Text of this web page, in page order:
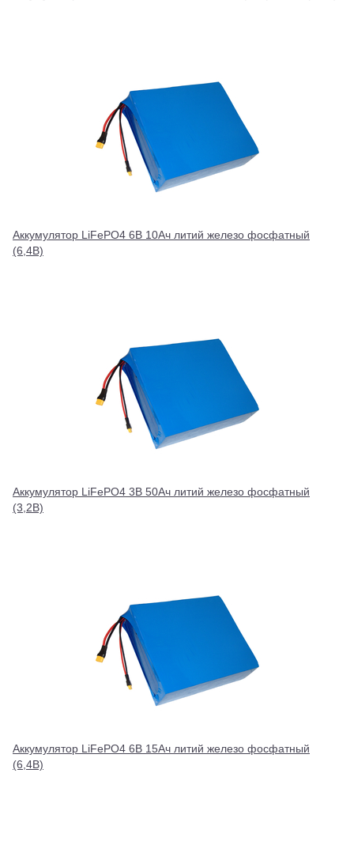
Аккумулятор LiFePO4 6В 10Ач литий железо фосфатный
(6,4В)
Аккумулятор LiFePO4 3В 50Ач литий железо фосфатный
(3,2В)
Аккумулятор LiFePO4 6В 15Ач литий железо фосфатный
(6,4В)